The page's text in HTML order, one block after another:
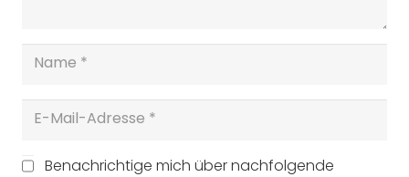
Benachrichtige mich über nachfolgende